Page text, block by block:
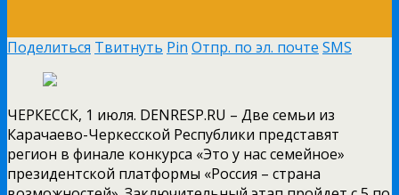
Поделиться Твитнуть Pin Отпр. по эл. почте SMS
ЧЕРКЕССК, 1 июля. DENRESP.RU – Две семьи из
Карачаево-Черкесской Республики представят
регион в финале конкурса «Это у нас семейное»
президентской платформы «Россия – страна